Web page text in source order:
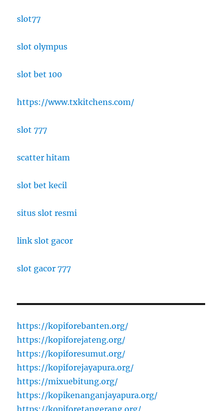
slot77
slot olympus
slot bet 100
https://www.txkitchens.com/
slot 777
scatter hitam
slot bet kecil
situs slot resmi
link slot gacor
slot gacor 777
https://kopiforebanten.org/
https://kopiforejateng.org/
https://kopiforesumut.org/
https://kopiforejayapura.org/
https://mixuebitung.org/
https://kopikenanganjayapura.org/